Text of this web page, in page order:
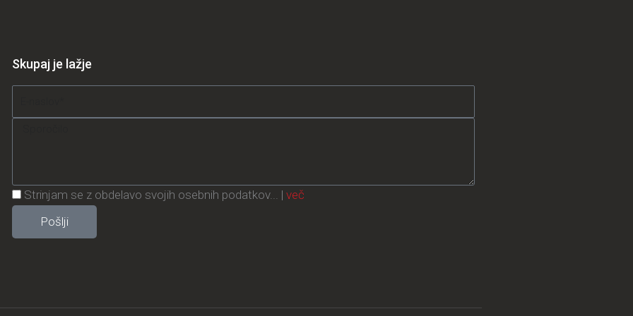
Skupaj je lažje
Privacy
Policy
Strinjam se z obdelavo svojih osebnih podatkov... | več
Pošlji